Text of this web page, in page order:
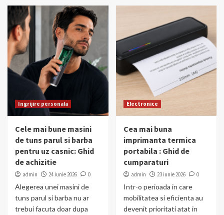
Ingrijire personala
Cele mai bune masini
de tuns parul si barba
pentru uz casnic: Ghid
de achizitie
admin 24 iunie 2026 0
Alegerea unei masini de
tuns parul si barba nu ar
trebui facuta doar dupa
Electronice
Cea mai buna
imprimanta termica
portabila : Ghid de
cumparaturi
admin 23 iunie 2026 0
Intr-o perioada in care
mobilitatea si eficienta au
devenit prioritati atat in